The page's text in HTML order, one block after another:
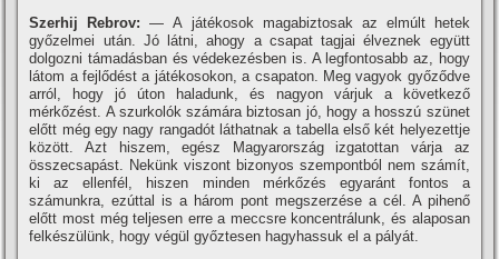
Szerhij Rebrov:— A játékosok magabiztosak az elmúlt hetek
győzelmei után. Jó látni, ahogy a csapat tagjai élveznek együtt
dolgozni támadásban és védekezésben is. A legfontosabb az, hogy
látom a fejlődést a játékosokon, a csapaton. Meg vagyok győződve
arról, hogy jó úton haladunk, és nagyon várjuk a következő
mérkőzést. A szurkolók számára biztosan jó, hogy a hosszú szünet
előtt még egy nagy rangadót láthatnak a tabella első két helyezettje
között. Azt hiszem, egész Magyarország izgatottan várja az
összecsapást. Nekünk viszont bizonyos szempontból nem számí­t,
ki az ellenfél, hiszen minden mérkőzés egyaránt fontos a
számunkra, ezúttal is a három pont megszerzése a cél. A pihenő
előtt most még teljesen erre a meccsre koncentrálunk, és alaposan
felkészülünk, hogy végül győztesen hagyhassuk el a pályát.